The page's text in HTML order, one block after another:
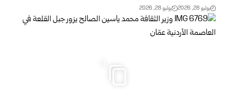
يوليو 28, 2026 يوليو 28, 2026